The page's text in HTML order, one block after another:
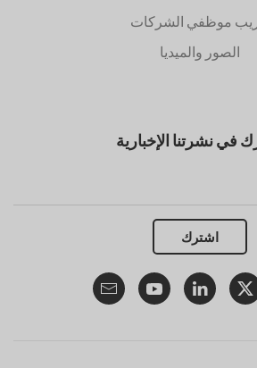
موظفي الشركات
الصور والميديا
في نشرتنا الإخبارية
اشترك